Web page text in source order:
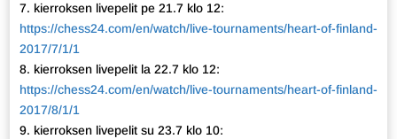
7. kierroksen livepelit pe 21.7 klo 12:
https://chess24.com/en/watch/live-tournaments/heart-of-finland-
2017/7/1/1
8. kierroksen livepelit la 22.7 klo 12:
https://chess24.com/en/watch/live-tournaments/heart-of-finland-
2017/8/1/1
9. kierroksen livepelit su 23.7 klo 10: